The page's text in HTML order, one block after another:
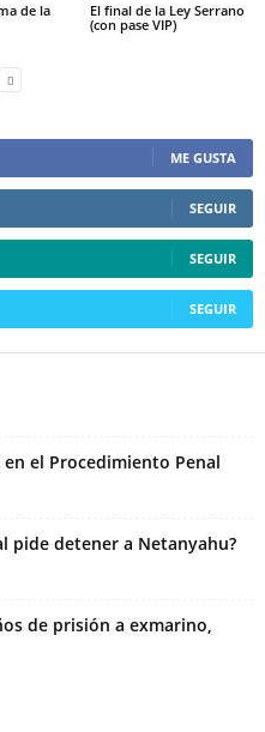
de la
El final de la Ley Serrano
(con pase VIP)
ME GUSTA
SEGUIR
SEGUIR
SEGUIR
el Procedimiento Penal
pide detener a Netanyahu?
de prisión a exmarino,